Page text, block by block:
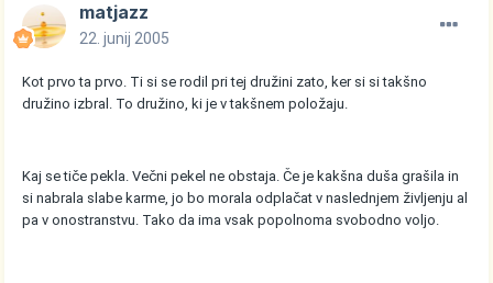
matjazz
22. junij 2005
Kot prvo ta prvo. Ti si se rodil pri tej družini zato, ker si si takšno
družino izbral. To družino, ki je v takšnem položaju.
Kaj se tiče pekla. Večni pekel ne obstaja. Če je kakšna duša grašila in
si nabrala slabe karme, jo bo morala odplačat v naslednjem življenju al
pa v onostranstvu. Tako da ima vsak popolnoma svobodno voljo.